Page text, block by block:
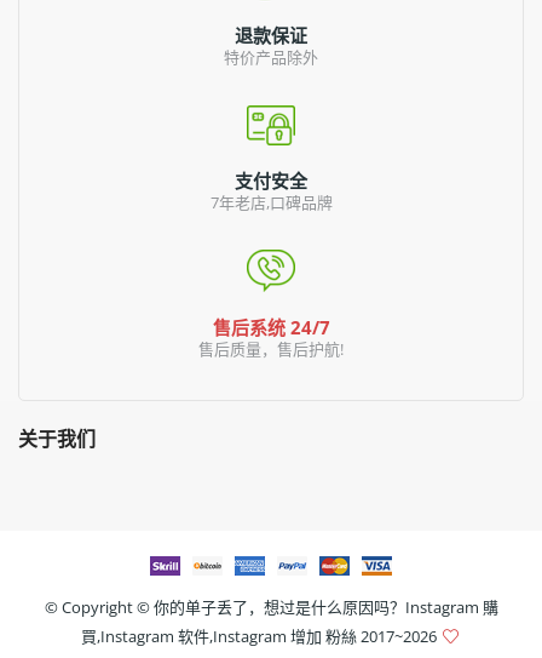
退款保证
特价产品除外
支付安全
7年老店,口碑品牌
售后系统 24/7
售后质量，售后护航!
关于我们
© Copyright ©你的单子丢了，想过是什么原因吗？Instagram 購
買,Instagram 软件,Instagram 增加 粉絲2017~2026